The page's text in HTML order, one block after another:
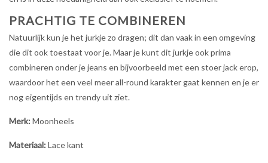
PRACHTIG TE COMBINEREN
Natuurlijk kun je het jurkje zo dragen; dit dan vaak in een omgeving
die dit ook toestaat voor je. Maar je kunt dit jurkje ook prima
combineren onder je jeans en bijvoorbeeld met een stoer jack erop,
waardoor het een veel meer all-round karakter gaat kennen en je er
nog eigentijds en trendy uit ziet.
Merk:Moonheels
Materiaal:Lace kant